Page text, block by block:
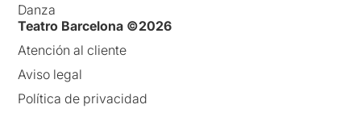
Danza
Teatro Barcelona ©2026
Atención al cliente
Aviso legal
Política de privacidad